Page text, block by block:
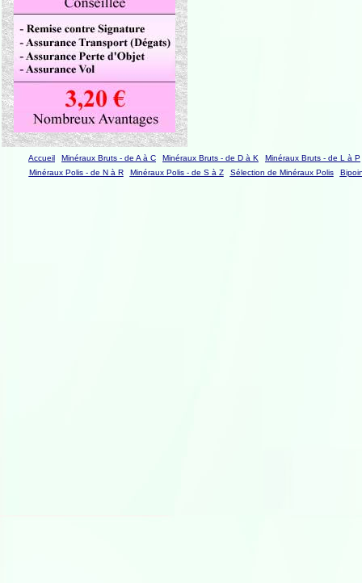
Accueil Minéraux Bruts - de A à C Minéraux Bruts - de D à K
Minéraux Bruts - de L à P
Minéraux Polis - de N à R
Minéraux Polis - de S à Z Sélection de Minéraux Polis